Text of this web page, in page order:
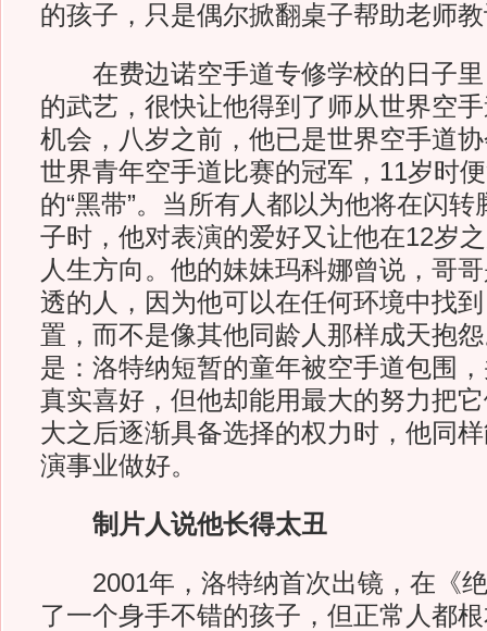
的孩子，只是偶尔掀翻桌子帮助老师
在费边诺空手道专修学校的日子里
的武艺，很快让他得到了师从世界空
机会，八岁之前，他已是世界空手道
世界青年空手道比赛的冠军，11岁时
的“黑带”。当所有人都以为他将在闪
子时，他对表演的爱好又让他在12岁
人生方向。他的妹妹玛科娜曾说，哥
透的人，因为他可以在任何环境中找
置，而不是像其他同龄人那样成天抱
是：洛特纳短暂的童年被空手道包围
真实喜好，但他却能用最大的努力把
大之后逐渐具备选择的权力时，他同
演事业做好。
制片人说他长得太丑
2001年，洛特纳首次出镜，在《绝
了一个身手不错的孩子，但正常人都